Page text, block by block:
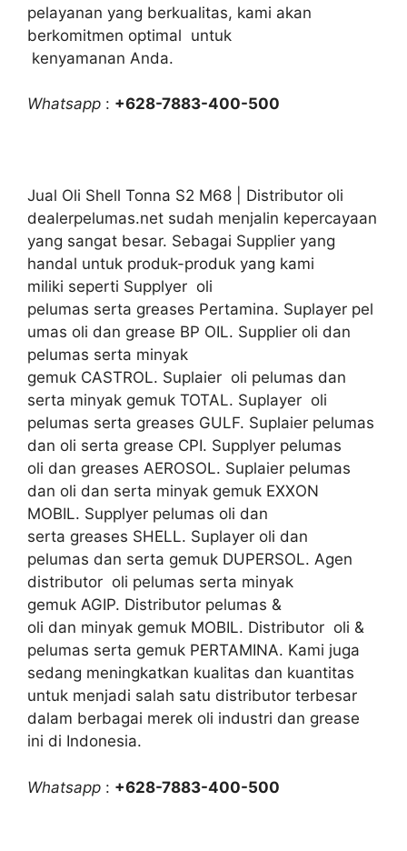
pelayanan yang berkualitas, kami akan
berkomitmen optimal untuk
kenyamanan Anda.
Whatsapp : +628-7883-400-500
Jual Oli Shell Tonna S2 M68 | Distributor oli
dealerpelumas.net sudah menjalin kepercayaan
yang sangat besar. Sebagai Supplier yang
handal untuk produk-produk yang kami
miliki seperti Supplyer oli
pelumas serta greases Pertamina. Suplayer pel
umas oli dan grease BP OIL. Supplier oli dan
pelumas serta minyak
gemuk CASTROL. Suplaier oli pelumas dan
serta minyak gemuk TOTAL. Suplayer oli
pelumas serta greases GULF. Suplaier pelumas
dan oli serta grease CPI. Supplyer pelumas
oli dan greases AEROSOL. Suplaier pelumas
dan oli dan serta minyak gemuk EXXON
MOBIL. Supplyer pelumas oli dan
serta greases SHELL. Suplayer oli dan
pelumas dan serta gemuk DUPERSOL. Agen
distributor oli pelumas serta minyak
gemuk AGIP. Distributor pelumas &
oli dan minyak gemuk MOBIL. Distributor oli &
pelumas serta gemuk PERTAMINA. Kami juga
sedang meningkatkan kualitas dan kuantitas
untuk menjadi salah satu distributor terbesar
dalam berbagai merek oli industri dan grease
ini di Indonesia.
Whatsapp : +628-7883-400-500